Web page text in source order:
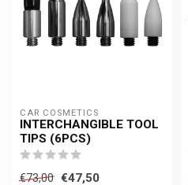
CAR COSMETICS
INTERCHANGIBLE TOOL
TIPS (6PCS)
€73,00 €47,50